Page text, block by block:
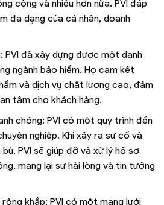
cộng và nhiều hơn nữa. PVI đáp
đa dạng của cá nhân, doanh
PVI đã xây dựng được một danh
ngành bảo hiểm. Họ cam kết
và dịch vụ chất lượng cao, đảm
tâm cho khách hàng.
chóng: PVI có một quy trình đền
nghiệp. Khi xảy ra sự cố và
PVI sẽ giúp đỡ và xử lý hồ sơ
mang lại sự hài lòng và tin tưởng
khắp: PVI có một mạng lưới